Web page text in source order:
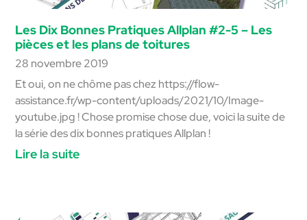
Les Dix Bonnes Pratiques Allplan #2-5 – Les
pièces et les plans de toitures
28 novembre 2019
Et oui, on ne chôme pas chez https://flow-
assistance.fr/wp-content/uploads/2021/10/Image-
youtube.jpg ! Chose promise chose due, voici la suite de
la série des dix bonnes pratiques Allplan !
Lire la suite